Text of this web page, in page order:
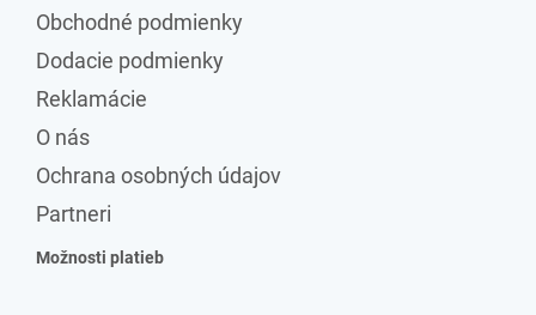
Obchodné podmienky
Dodacie podmienky
Reklamácie
O nás
Ochrana osobných údajov
Partneri
Možnosti platieb